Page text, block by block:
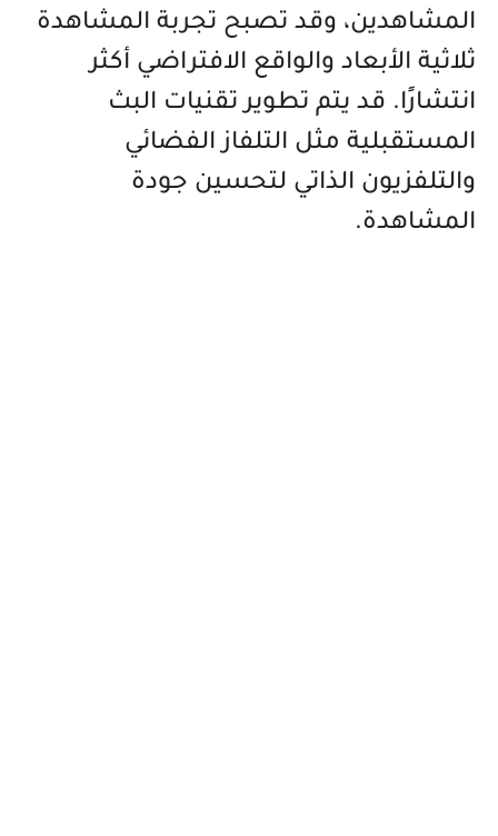
المشاهدين، وقد تصبح تجربة المشاهدة
ثلاثية الأبعاد والواقع الافتراضي أكثر
انتشارًا. قد يتم تطوير تقنيات البث
المستقبلية مثل التلفاز الفضائي
والتلفزيون الذاتي لتحسين جودة
المشاهدة.